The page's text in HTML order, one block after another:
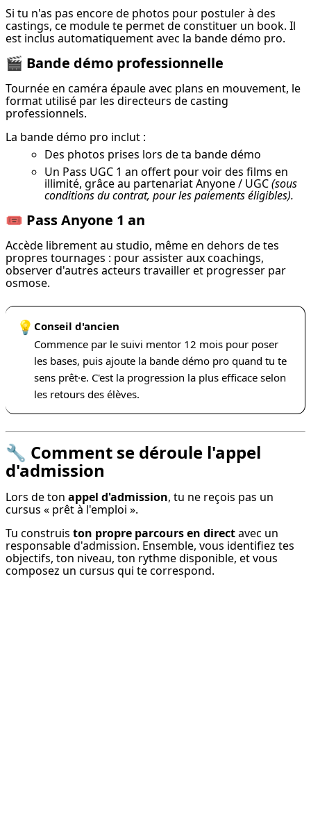
Si tu n'as pas encore de photos pour postuler à des
castings, ce module te permet de constituer un book. Il
est inclus automatiquement avec la bande démo pro.
🎬 Bande démo professionnelle
Tournée en caméra épaule avec plans en mouvement, le
format utilisé par les directeurs de casting
professionnels.
La bande démo pro inclut :
Des photos prises lors de ta bande démo
Un Pass UGC 1 an offert pour voir des films en
illimité, grâce au partenariat Anyone / UGC(sous
conditions du contrat, pour les paiements éligibles).
🎟️ Pass Anyone 1 an
Accède librement au studio, même en dehors de tes
propres tournages : pour assister aux coachings,
observer d'autres acteurs travailler et progresser par
osmose.
💡 Conseil d'ancien
Commence par le suivi mentor 12 mois pour poser
les bases, puis ajoute la bande démo pro quand tu te
sens prêt·e. C'est la progression la plus efficace selon
les retours des élèves.
🔧 Comment se déroule l'appel
d'admission
Lors de ton appel d'admission, tu ne reçois pas un
cursus « prêt à l'emploi ».
Tu construis ton propre parcours en direct avec un
responsable d'admission. Ensemble, vous identifiez tes
objectifs, ton niveau, ton rythme disponible, et vous
composez un cursus qui te correspond.